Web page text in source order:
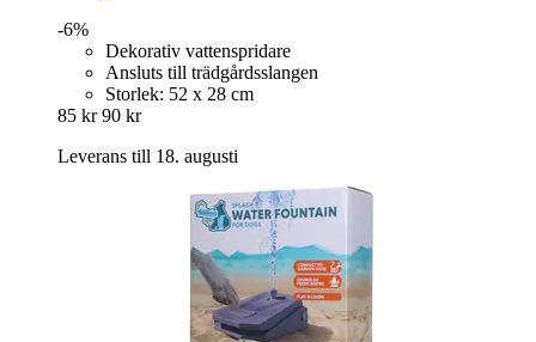
-6%
Dekorativ vattenspridare
Ansluts till trädgårdsslangen
Storlek: 52 x 28 cm
85 kr 90 kr
Leverans till 18. augusti